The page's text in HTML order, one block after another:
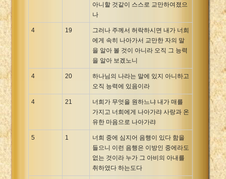
아니할 것같이 스스로 교만하여졌으
나
4 19
그러나 주께서 허락하시면 내가 너희
에게 속히 나아가서 교만한 자의 말
을 알아 볼 것이 아니라 오직 그 능력
을 알아 보겠노니
4 20
하나님의 나라는 말에 있지 아니하고
오직 능력에 있음이라
4 21
너희가 무엇을 원하느냐 내가 매를
가지고 너희에게 나아가랴 사랑과 온
유한 마음으로 나아가랴
5 1
너희 중에 심지어 음행이 있다 함을
들으니 이런 음행은 이방인 중에라도
없는 것이라 누가 그 아비의 아내를
취하였다 하는도다